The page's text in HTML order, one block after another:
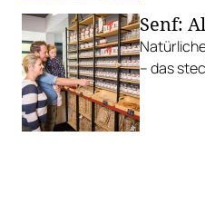
Senf:
– das